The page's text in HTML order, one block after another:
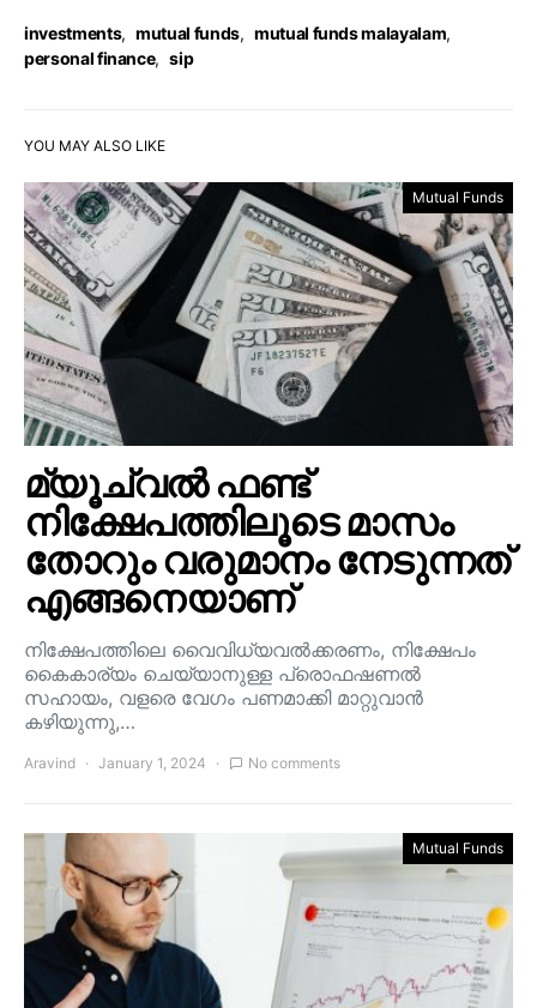
investments, mutual funds, mutual funds malayalam,
personal finance, sip
YOU MAY ALSO LIKE
Mutual Funds
മ്യൂച്വൽ ഫണ്ട്
നിക്ഷേപത്തിലൂടെ മാസം
തോറും വരുമാനം നേടുന്നത്
എങ്ങനെയാണ്
നിക്ഷേപത്തിലെ വൈവിധ്യവൽക്കരണം, നിക്ഷേപം
കൈകാര്യം ചെയ്യാനുള്ള പ്രൊഫഷണൽ
സഹായം, വളരെ വേഗം പണമാക്കി മാറ്റുവാൻ
കഴിയുന്നു,…
Aravind January 1, 2024 No comments
Mutual Funds